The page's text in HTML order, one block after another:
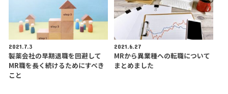
2021.7.3
製薬会社の早期退職を回避して
MR職を長く続けるためにすべき
こと
2021.6.27
MRから異業種への転職について
まとめました